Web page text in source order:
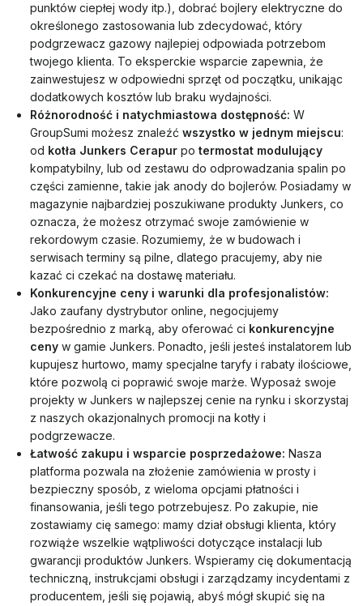
punktów ciepłej wody itp.), dobrać bojlery elektryczne do
określonego zastosowania lub zdecydować, który
podgrzewacz gazowy najlepiej odpowiada potrzebom
twojego klienta. To eksperckie wsparcie zapewnia, że
zainwestujesz w odpowiedni sprzęt od początku, unikając
dodatkowych kosztów lub braku wydajności.
Różnorodność i natychmiastowa dostępność: W
GroupSumi możesz znaleźć wszystko w jednym miejscu:
od kotła Junkers Cerapur po termostat modulujący
kompatybilny, lub od zestawu do odprowadzania spalin po
części zamienne, takie jak anody do bojlerów. Posiadamy w
magazynie najbardziej poszukiwane produkty Junkers, co
oznacza, że możesz otrzymać swoje zamówienie w
rekordowym czasie. Rozumiemy, że w budowach i
serwisach terminy są pilne, dlatego pracujemy, aby nie
kazać ci czekać na dostawę materiału.
Konkurencyjne ceny i warunki dla profesjonalistów:
Jako zaufany dystrybutor online, negocjujemy
bezpośrednio z marką, aby oferować ci konkurencyjne
ceny w gamie Junkers. Ponadto, jeśli jesteś instalatorem lub
kupujesz hurtowo, mamy specjalne taryfy i rabaty ilościowe,
które pozwolą ci poprawić swoje marże. Wyposaż swoje
projekty w Junkers w najlepszej cenie na rynku i skorzystaj
z naszych okazjonalnych promocji na kotły i
podgrzewacze.
Łatwość zakupu i wsparcie posprzedażowe: Nasza
platforma pozwala na złożenie zamówienia w prosty i
bezpieczny sposób, z wieloma opcjami płatności i
finansowania, jeśli tego potrzebujesz. Po zakupie, nie
zostawiamy cię samego: mamy dział obsługi klienta, który
rozwiąże wszelkie wątpliwości dotyczące instalacji lub
gwarancji produktów Junkers. Wspieramy cię dokumentacją
techniczną, instrukcjami obsługi i zarządzamy incydentami z
producentem, jeśli się pojawią, abyś mógł skupić się na